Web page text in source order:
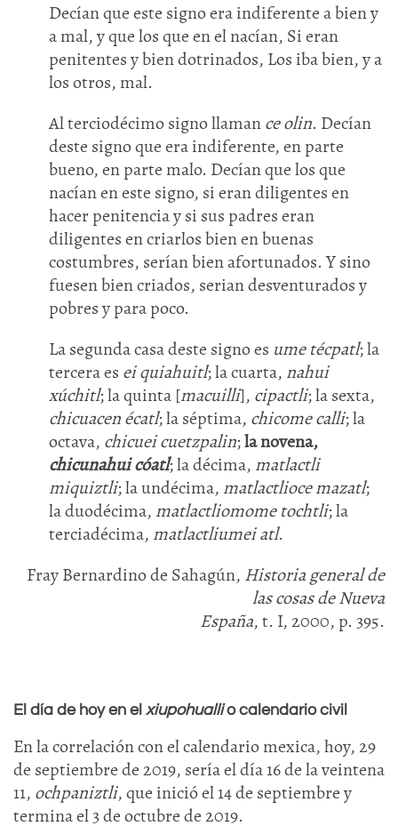
Decían que este signo era indiferente a bien y
a mal, y que los que en el nacían, Si eran
penitentes y bien dotrinados, Los iba bien, y a
los otros, mal.
Al terciodécimo signo llamance olin. Decían
deste signo que era indiferente, en parte
bueno, en parte malo. Decían que los que
nacían en este signo, si eran diligentes en
hacer penitencia y si sus padres eran
diligentes en criarlos bien en buenas
costumbres, serían bien afortunados. Y sino
fuesen bien criados, serian desventurados y
pobres y para poco.
La segunda casa deste signo es ume técpatl; la
tercera es ei quiahuitl; la cuarta, nahui
xúchitl; la quinta [macuilli], cipactli; la sexta,
chicuacenécatl; la séptima, chicome calli; la
octava, chicuei cuetzpalin;la novena,
chicunahui cóatl; la décima, matlactli
miquiztli; la undécima, matlactlioce mazatl;
la duodécima, matlactliomome tochtli; la
terciadécima, matlactliumei atl.
Fray Bernardino de Sahagún, Historia general de
las cosas de Nueva
España, t. I, 2000, p. 395.
El día de hoy en el xiupohuallio calendario civil
En la correlación con el calendario mexica, hoy, 29
de septiembre de 2019, sería el día 16 de la veintena
11, ochpaniztli, que inició el 14 de septiembre y
termina el 3 de octubre de 2019.